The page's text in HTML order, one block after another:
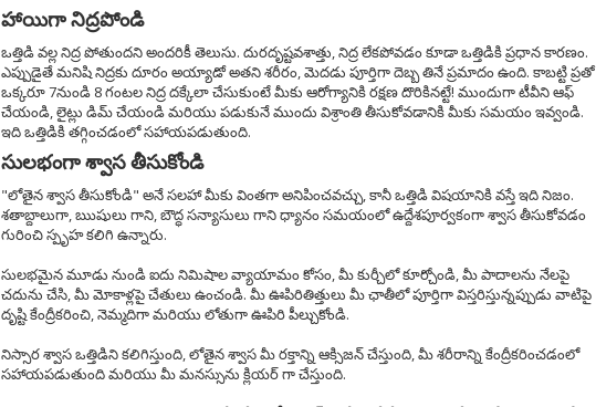
హాయిగా నిద్రపోండి
ఒత్తిడి వల్ల నిద్ర పోతుందని అందరికీ తెలుసు. దురదృష్టవశాత్తు, నిద్ర లేకపోవడం కూడా ఒత్తిడికి ప్రధాన కారణం.
ఎప్పుడైతే మనిషి నిద్రకు దూరం అయ్యాడో అతని శరీరం, మెదడు పూర్తిగా దెబ్బ తినే ప్రమాదం ఉంది. కాబట్టి ప్రతో
ఒక్కరూ 7నుండి 8 గంటల నిద్ర దక్కేలా చేసుకుంటే మీకు ఆరోగ్యానికి రక్షణ దొరికినట్టే! ముందుగా టీవీని ఆఫ్
చేయండి, లైట్లు డిమ్ చేయండి మరియు పడుకునే ముందు విశ్రాంతి తీసుకోవడానికి మీకు సమయం ఇవ్వండి.
ఇది ఒత్తిడికి తగ్గించడంలో సహాయపడుతుంది.
సులభంగా శ్వాస తీసుకోండి
"లోతైన శ్వాస తీసుకోండి" అనే సలహా మీకు వింతగా అనిపించవచ్చు, కానీ ఒత్తిడి విషయానికి వస్తే ఇది నిజం.
శతాబ్దాలుగా, ఋషులు గాని, బౌద్ధ సన్యాసులు గాని ధ్యానం సమయంలో ఉద్దేశపూర్వకంగా శ్వాస తీసుకోవడం
గురించి స్పృహ కలిగి ఉన్నారు.
సులభమైన మూడు నుండి ఐదు నిమిషాల వ్యాయామం కోసం, మీ కుర్చీలో కూర్చోండి, మీ పాదాలను నేలపై
చదును చేసి, మీ మోకాళ్లపై చేతులు ఉంచండి. మీ ఊపిరితిత్తులు మీ ఛాతీలో పూర్తిగా విస్తరిస్తున్నప్పుడు వాటిపై
దృష్టి కేంద్రీకరించి, నెమ్మదిగా మరియు లోతుగా ఊపిరి పీల్చుకోండి.
నిస్సార శ్వాస ఒత్తిడిని కలిగిస్తుంది, లోతైన శ్వాస మీ రక్తాన్ని ఆక్సిజన్ చేస్తుంది, మీ శరీరాన్ని కేంద్రీకరించడంలో
సహాయపడుతుంది మరియు మీ మనస్సును క్లియర్ గా చేస్తుంది.